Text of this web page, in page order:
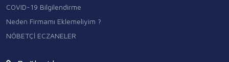
COVID-19 Bilgilendirme
Neden Firmamı Eklemeliyim ?
NÖBETÇİ ECZANELER